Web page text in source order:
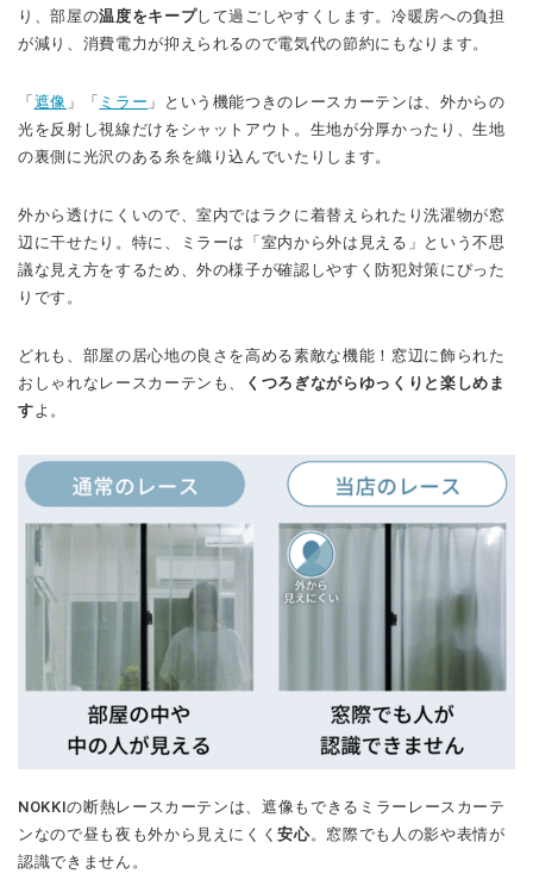
り、部屋の温度をキープして過ごしやすくします。冷暖房への負担
が減り、消費電力が抑えられるので電気代の節約にもなります。
「 遮像 」「 ミラー 」という機能つきのレースカーテンは、外からの
光を反射し視線だけをシャットアウト。生地が分厚かったり、生地
の裏側に光沢のある糸を織り込んでいたりします。
外から透けにくいので、室内ではラクに着替えられたり洗濯物が窓
辺に干せたり。特に、ミラーは「室内から外は見える」という不思
議な見え方をするため、外の様子が確認しやすく防犯対策にぴった
りです。
どれも、部屋の居心地の良さを高める素敵な機能！窓辺に飾られた
おしゃれなレースカーテンも、
くつろぎながらゆっくりと楽しめま
すよ。
NOKKIの断熱レースカーテンは、遮像もできるミラーレースカーテ
ンなので昼も夜も外から見えにくく安心。窓際でも人の影や表情が
認識できません。